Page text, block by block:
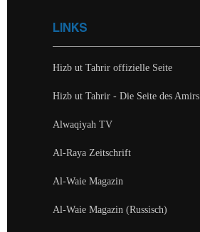
LINKS
Hizb ut Tahrir offizielle Seite
Hizb ut Tahrir - Die Seite des Amirs
Alwaqiyah TV
Al-Raya Zeitschrift
Al-Waie Magazin
Al-Waie Magazin (Russisch)